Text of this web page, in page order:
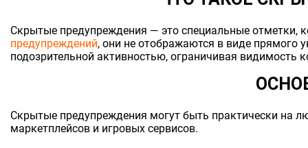
Скрытые предупреждения — это специальные отметки,
предупреждений, они не отображаются в виде прямого
подозрительной активностью, ограничивая
Скрытые предупреждения могут быть практически на
маркетплейсов и игровых сервисов.